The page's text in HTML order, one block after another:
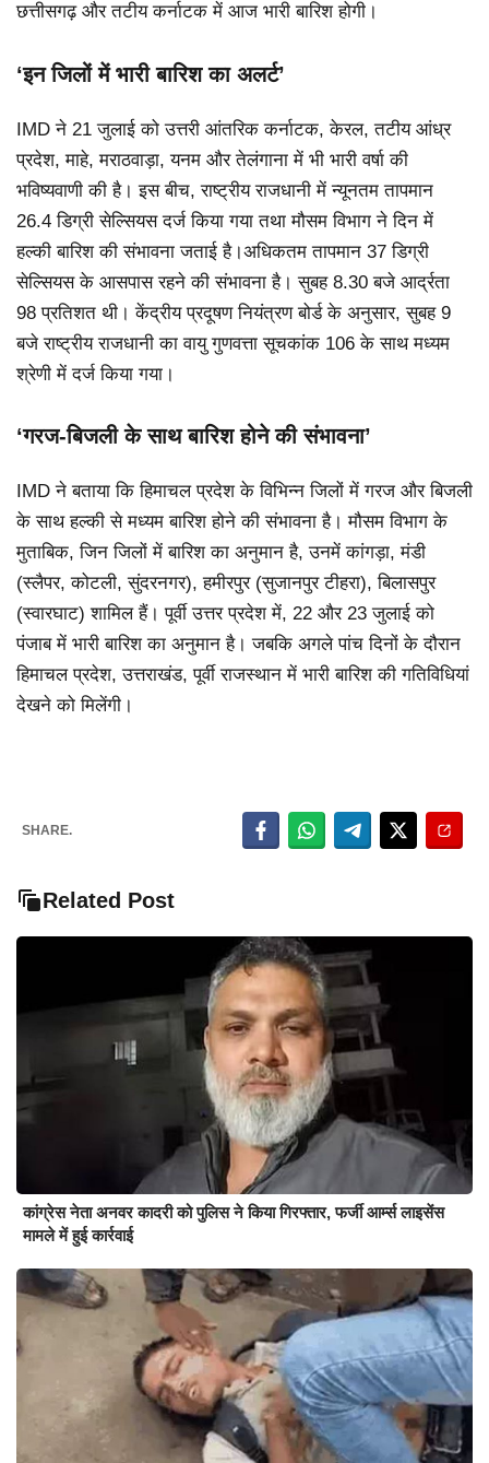
छत्तीसगढ़ और तटीय कर्नाटक में आज भारी बारिश होगी।
‘इन जिलों में भारी बारिश का अलर्ट’
IMD ने 21 जुलाई को उत्तरी आंतरिक कर्नाटक, केरल, तटीय आंध्र
प्रदेश, माहे, मराठवाड़ा, यनम और तेलंगाना में भी भारी वर्षा की
भविष्यवाणी की है। इस बीच, राष्ट्रीय राजधानी में न्यूनतम तापमान
26.4 डिग्री सेल्सियस दर्ज किया गया तथा मौसम विभाग ने दिन में
हल्की बारिश की संभावना जताई है।अधिकतम तापमान 37 डिग्री
सेल्सियस के आसपास रहने की संभावना है। सुबह 8.30 बजे आर्द्रता
98 प्रतिशत थी। केंद्रीय प्रदूषण नियंत्रण बोर्ड के अनुसार, सुबह 9
बजे राष्ट्रीय राजधानी का वायु गुणवत्ता सूचकांक 106 के साथ मध्यम
श्रेणी में दर्ज किया गया।
‘गरज-बिजली के साथ बारिश होने की संभावना’
IMD ने बताया कि हिमाचल प्रदेश के विभिन्न जिलों में गरज और बिजली
के साथ हल्की से मध्यम बारिश होने की संभावना है। मौसम विभाग के
मुताबिक, जिन जिलों में बारिश का अनुमान है, उनमें कांगड़ा, मंडी
(स्लैपर, कोटली, सुंदरनगर), हमीरपुर (सुजानपुर टीहरा), बिलासपुर
(स्वारघाट) शामिल हैं। पूर्वी उत्तर प्रदेश में, 22 और 23 जुलाई को
पंजाब में भारी बारिश का अनुमान है। जबकि अगले पांच दिनों के दौरान
हिमाचल प्रदेश, उत्तराखंड, पूर्वी राजस्थान में भारी बारिश की गतिविधियां
देखने को मिलेंगी।
SHARE.
Related Post
कांग्रेस नेता अनवर कादरी को पुलिस ने किया गिरफ्तार, फर्जी आर्म्स लाइसेंस
मामले में हुई कार्रवाई